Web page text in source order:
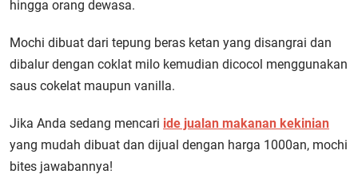
hingga orang dewasa.
Mochi dibuat dari tepung beras ketan yang disangrai dan
dibalur dengan coklat milo kemudian dicocol menggunakan
saus cokelat maupun vanilla.
Jika Anda sedang mencari ide jualan makanan kekinian
yang mudah dibuat dan dijual dengan harga 1000an, mochi
bites jawabannya!